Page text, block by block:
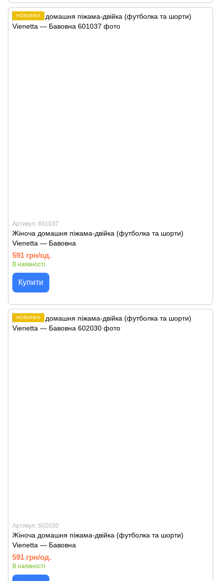
НОВИНКА
Артикул: 601037
Жіноча домашня піжама-двійка (футболка та шорти)
Vienetta — Бавовна
591 грн/од.
В наявності
Купити
НОВИНКА
Артикул: 602030
Жіноча домашня піжама-двійка (футболка та шорти)
Vienetta — Бавовна
591 грн/од.
В наявності